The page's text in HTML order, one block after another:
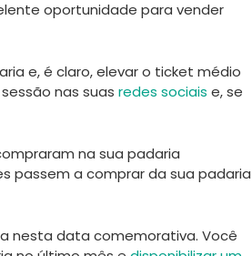
oportunidade para vender
e, é claro, elevar o ticket médio
nas suas redes sociais e, se
na sua padaria
passem a comprar da sua padaria
nesta data comemorativa. Você